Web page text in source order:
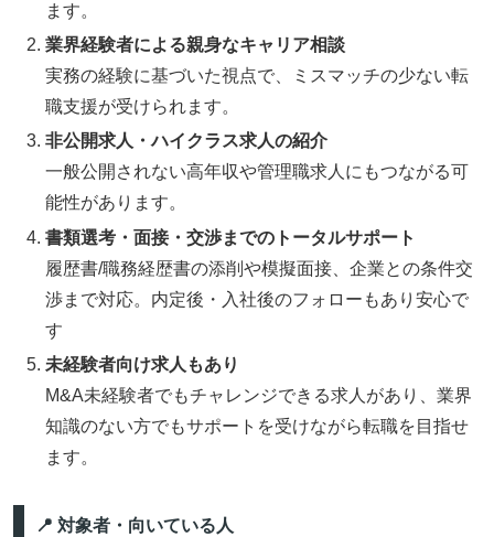
ます。
業界経験者による親身なキャリア相談
実務の経験に基づいた視点で、ミスマッチの少ない転
職支援が受けられます。
非公開求人・ハイクラス求人の紹介
一般公開されない高年収や管理職求人にもつながる可
能性があります。
書類選考・面接・交渉までのトータルサポート
履歴書/職務経歴書の添削や模擬面接、企業との条件交
渉まで対応。内定後・入社後のフォローもあり安心で
す
未経験者向け求人もあり
M&A未経験者でもチャレンジできる求人があり、業界
知識のない方でもサポートを受けながら転職を目指せ
ます。
📍 対象者・向いている人